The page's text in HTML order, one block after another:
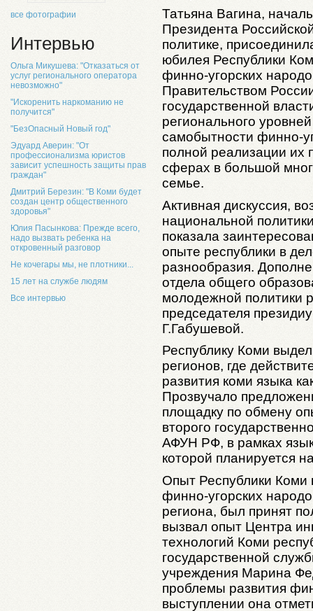
все фотографии
Интервью
Ольга Микушева: "Отказаться от
услуг регионального оператора
невозможно"
"Искоренить наркоманию не
получится"
"БезОпасный Новый год"
Эдуард Аверин: "От
профессионализма юристов
зависит успешность защиты прав
граждан"
Дмитрий Березин: "В Коми будет
создан центр общественного
здоровья"
Юлия Пасынкова: Прежде всего,
надо вызвать ребенка на
откровенный разговор
Не кочегары мы, не плотники...
15 лет на службе людям
Все интервью
Татьяна Вагина,
Президента
политике,
юбилея Республики
финно-угорских
Правительством
государственной
регионального
самобытности финно-
полной реализации их
сферах в большой
семье.
Активная дискуссия,
национальной
показала
опыте республики в
разнообразия.
отдела общего
молодежной политики
председателя
Г.Габушевой.
Республику Коми
регионов, где
развития коми языка
Прозвучало
площадку по обмену
второго
АФУН РФ, в рамках
которой планируется
Опыт Республики Коми
финно-угорских
региона, был принят
вызвал опыт Центра
технологий Коми
государственной
учреждения Марина
проблемы развития
выступлении она